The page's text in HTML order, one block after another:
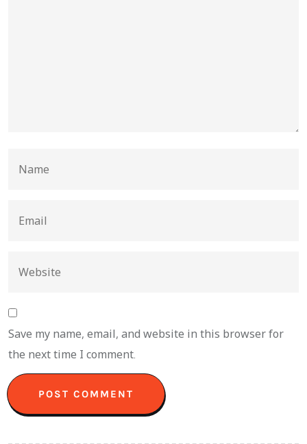
Save my name, email, and website in this browser for
the next time I comment.